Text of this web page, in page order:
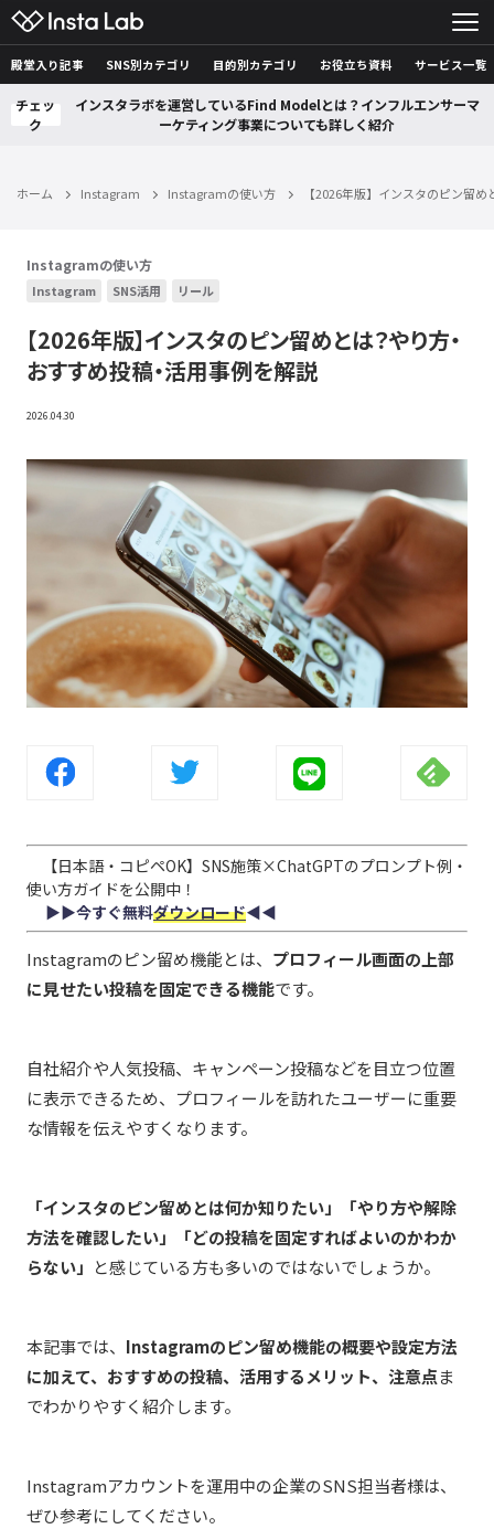
殿堂入り記事 SNS別カテゴリ 目的別カテゴリ お役立ち資料 サービス一覧
チェッ
ク
インスタラボを運営しているFind Modelとは？インフルエンサーマ
ーケティング事業についても詳しく紹介
ホーム Instagram Instagramの使い方 【2026年版】インスタのピン留
Instagramの使い方
Instagram SNS活用 リール
【2026年版】インスタのピン留めとは？やり方・
おすすめ投稿・活用事例を解説
2026.04.30
【日本語・コピペOK】SNS施策×ChatGPTのプロンプト例・
使い方ガイドを公開中！
▶︎▶︎今すぐ無料ダウンロード◀︎◀︎
Instagramのピン留め機能とは、 プロフィール画面の上部
に見せたい投稿を固定できる機能です。
自社紹介や人気投稿、キャンペーン投稿などを目立つ位置
に表示できるため、プロフィールを訪れたユーザーに重要
な情報を伝えやすくなります。
「インスタのピン留めとは何か知りたい」「やり方や解除
方法を確認したい」「どの投稿を固定すればよいのかわか
らない」 と感じている方も多いのではないでしょうか。
本記事では、 Instagramのピン留め機能の概要や設定方法
に加えて、おすすめの投稿、活用するメリット、注意点ま
でわかりやすく紹介します。
Instagramアカウントを運用中の企業のSNS担当者様は、
ぜひ参考にしてください。